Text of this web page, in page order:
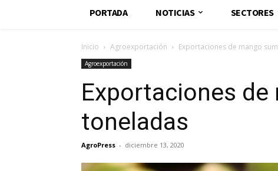
PORTADA NOTICIAS SECTORES
Inicio Agroexportación Exportaciones de mango
Agroexportación
Exportaciones
toneladas
AgroPress - diciembre 13, 2020